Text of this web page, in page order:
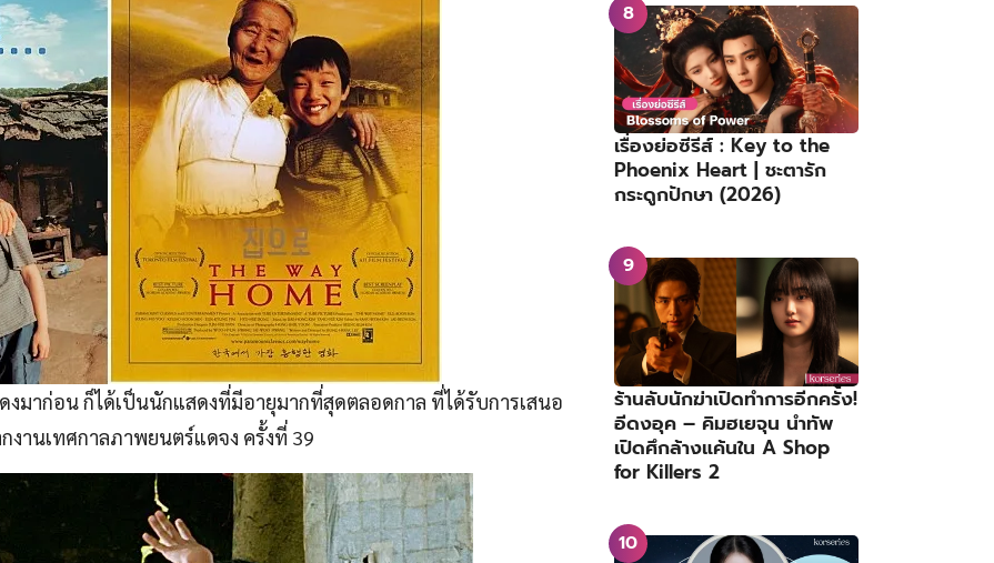
มาก่อน ก็ได้เป็นนักแสดงที่มีอายุมากที่สุดตลอดกาล ที่ได้รับการเสนอ
งานเทศกาลภาพยนตร์แดจง ครั้งที่ 39
เรื่องย่อซีรีส์ : Key to the
Phoenix Heart | ชะตารัก
กระดูกปักษา (2026)
ร้านลับนักฆ่าเปิดทำการอีกครั้ง!
อีดงอุค – คิมฮเยจุน นำทัพ
เปิดศึกล้างแค้นใน A Shop
for Killers 2